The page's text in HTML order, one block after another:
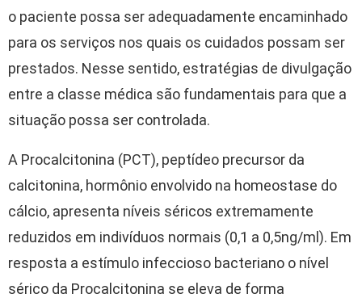
o paciente possa ser adequadamente encaminhado
para os serviços nos quais os cuidados possam ser
prestados. Nesse sentido, estratégias de divulgação
entre a classe médica são fundamentais para que a
situação possa ser controlada.
A Procalcitonina (PCT), peptídeo precursor da
calcitonina, hormônio envolvido na homeostase do
cálcio, apresenta níveis séricos extremamente
reduzidos em indivíduos normais (0,1 a 0,5ng/ml). Em
resposta a estímulo infeccioso bacteriano o nível
sérico da Procalcitonina se eleva de forma